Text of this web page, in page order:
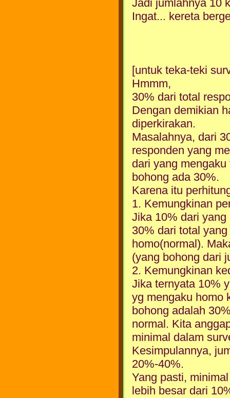
Jadi jumlahnya 10
Ingat... kereta
[untuk teka-teki
Hmmm,
30% dari total
Dengan demikian
diperkirakan.
Masalahnya, dari
responden yang
dari yang
bohong ada 30%.
Karena itu
1. Kemungkinan
Jika 10% dari
30% dari total
homo(normal).
(yang bohong dari
2. Kemungkinan
Jika ternyata 10%
yg mengaku homo
bohong adalah
normal. Kita
minimal dalam
Kesimpulannya,
20%-40%.
Yang pasti,
lebih besar dari